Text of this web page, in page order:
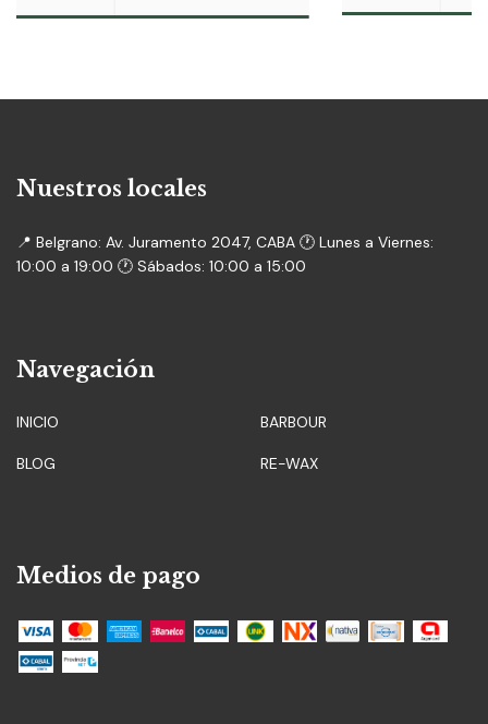
Nuestros locales
📍 Belgrano: Av. Juramento 2047, CABA 🕐 Lunes a Viernes:
10:00 a 19:00 🕐 Sábados: 10:00 a 15:00
Navegación
INICIO BARBOUR
BLOG RE-WAX
Medios de pago